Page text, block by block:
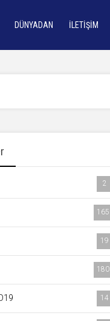
DÜNYADAN İLETIŞIM
2
165
19
180
14